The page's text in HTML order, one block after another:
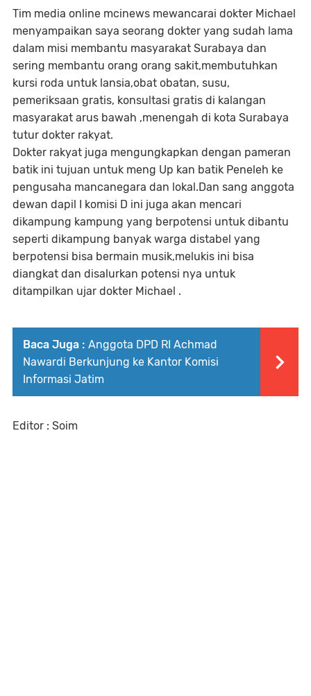
Tim media online mcinews mewancarai dokter Michael
menyampaikan saya seorang dokter yang sudah lama
dalam misi membantu masyarakat Surabaya dan
sering membantu orang orang sakit,membutuhkan
kursi roda untuk lansia,obat obatan, susu,
pemeriksaan gratis, konsultasi gratis di kalangan
masyarakat arus bawah ,menengah di kota Surabaya
tutur dokter rakyat.
Dokter rakyat juga mengungkapkan dengan pameran
batik ini tujuan untuk meng Up kan batik Peneleh ke
pengusaha mancanegara dan lokal.Dan sang anggota
dewan dapil I komisi D ini juga akan mencari
dikampung kampung yang berpotensi untuk dibantu
seperti dikampung banyak warga distabel yang
berpotensi bisa bermain musik,melukis ini bisa
diangkat dan disalurkan potensi nya untuk
ditampilkan ujar dokter Michael .
Baca Juga : Anggota DPD RI Achmad
Nawardi Berkunjung ke Kantor Komisi
Informasi Jatim
Editor : Soim